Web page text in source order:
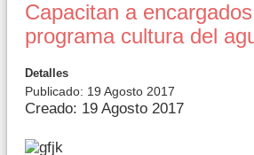
Capacitan a
programa cultura del
Detalles
Publicado: 19 Agosto 2017
Creado: 19 Agosto 2017